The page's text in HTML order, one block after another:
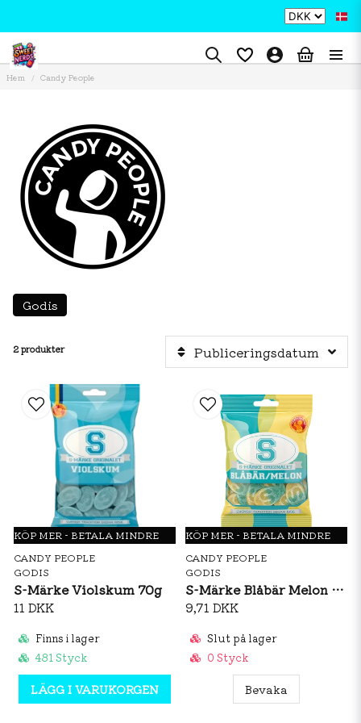
Hem Candy People
Godis
2 produkter Publiceringsdatum
KÖP MER - BETALA MINDRE
CANDY PEOPLE
GODIS
S-Märke Violskum 70g
11 DKK
Finns i lager
481 Styck
LÄGG I VARUKORGEN
KÖP MER - BETALA MINDRE
CANDY PEOPLE
GODIS
S-Märke Blåbär Melon 80g
9,71 DKK
Slut på lager
0 Styck
Bevaka